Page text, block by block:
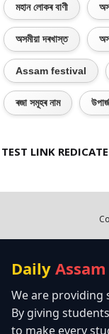
মহান লোকৰ বাণী
অসমীয়া দৰখাস্ত
Assam festival
ৰজা সমূহৰ নাম
TEST LINK REDICATE
Daily Assam
We are providing
By giving
to make every